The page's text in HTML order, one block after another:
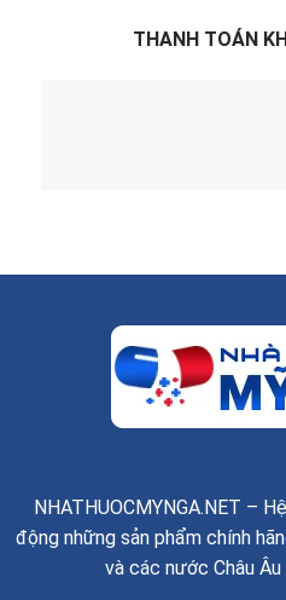
THANH TOÁN
NHATHUOCMYNGA.NET –
động những sản phẩm chính
và các nước Châu Âu